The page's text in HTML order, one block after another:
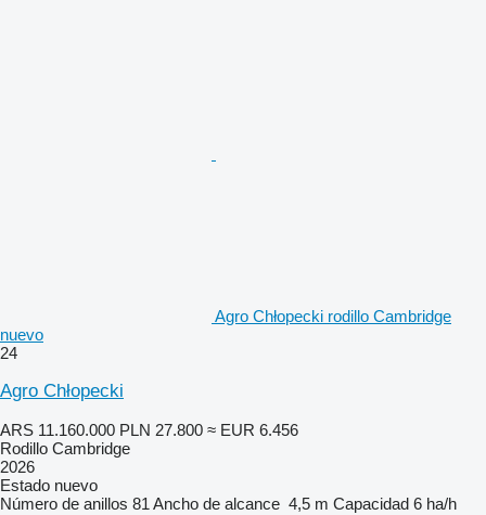
Agro Chłopecki rodillo Cambridge
nuevo
24
Agro Chłopecki
ARS 11.160.000 PLN 27.800 ≈ EUR 6.456
Rodillo Cambridge
2026
Estado nuevo
Número de anillos 81 Ancho de alcance 4,5 m Capacidad 6 ha/h